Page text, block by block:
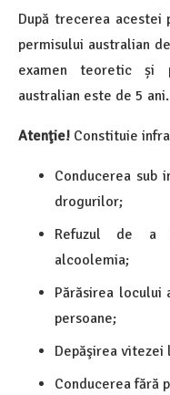
După trecerea acestei
permisului australian
examen teoretic și
australian este de 5 ani.
Atenţie! Constituie
Conducerea sub
drogurilor;
Refuzul de a
alcoolemia;
Părăsirea locului
persoane;
Depăşirea vitezei
Conducerea fără